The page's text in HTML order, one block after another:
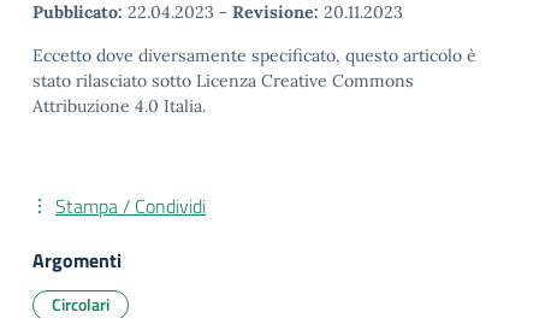
Pubblicato: 22.04.2023 - Revisione: 20.11.2023
Eccetto dove diversamente specificato, questo articolo è
stato rilasciato sotto Licenza Creative Commons
Attribuzione 4.0 Italia.
Stampa / Condividi
Argomenti
Circolari